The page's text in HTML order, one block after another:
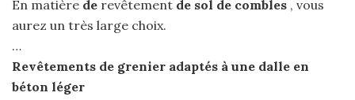
En matière de revêtement de sol de combles , vous
aurez un très large choix.
…
Revêtements de grenier adaptés à une dalle en
béton léger